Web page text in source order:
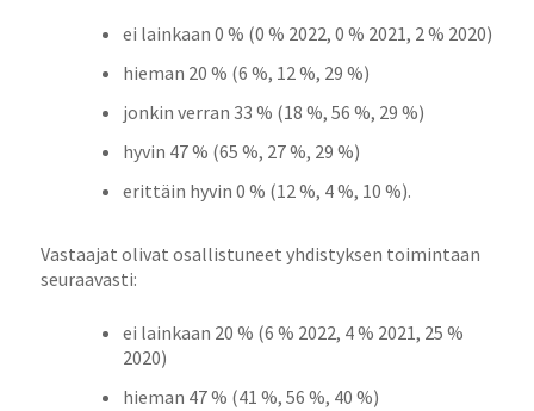
ei lainkaan 0 % (0 % 2022, 0 % 2021, 2 % 2020)
hieman 20 % (6 %, 12 %, 29 %)
jonkin verran 33 % (18 %, 56 %, 29 %)
hyvin 47 % (65 %, 27 %, 29 %)
erittäin hyvin 0 % (12 %, 4 %, 10 %).
Vastaajat olivat osallistuneet yhdistyksen toimintaan
seuraavasti:
ei lainkaan 20 % (6 % 2022, 4 % 2021, 25 %
2020)
hieman 47 % (41 %, 56 %, 40 %)